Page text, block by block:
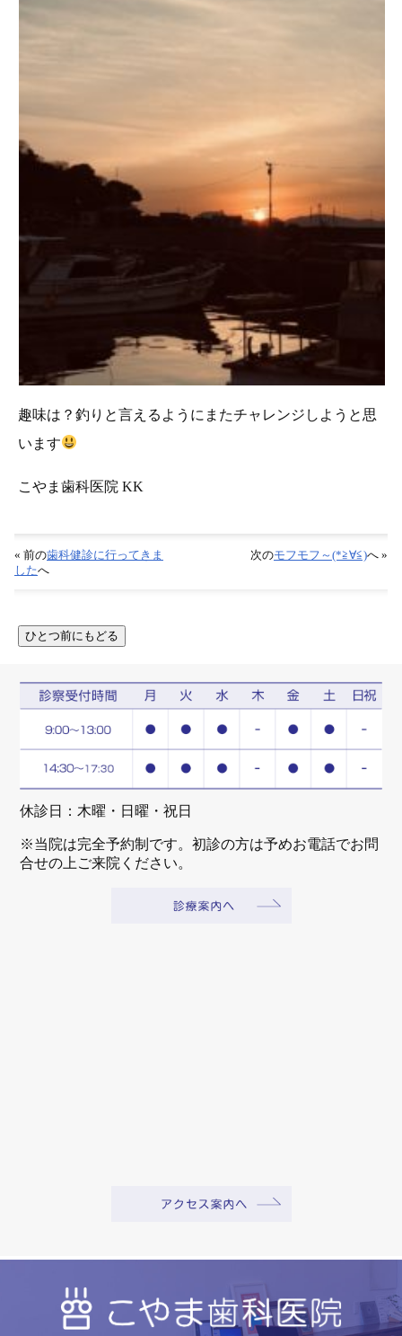
趣味は？釣りと言えるようにまたチャレンジしようと思
います
こやま歯科医院 KK
« 前の歯科健診に行ってきま
したへ
次のモフモフ～(*≧∀≦)へ »
休診日：木曜・日曜・祝日
※当院は完全予約制です。初診の方は予めお電話でお問
合せの上ご来院ください。